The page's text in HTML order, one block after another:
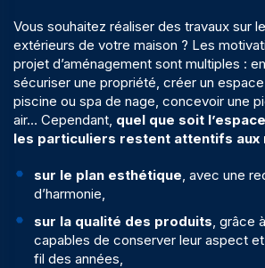
Vous souhaitez réaliser des travaux sur
extérieurs de votre maison ? Les
projet d’aménagement sont multiples :
sécuriser une propriété, créer un
piscine ou spa de nage, concevoir une
air… Cependant, quel que soit
les particuliers restent attentifs aux
sur le plan esthétique, avec une
d’harmonie,
sur la qualité des produits, grâce
capables de conserver leur aspect
fil des années,